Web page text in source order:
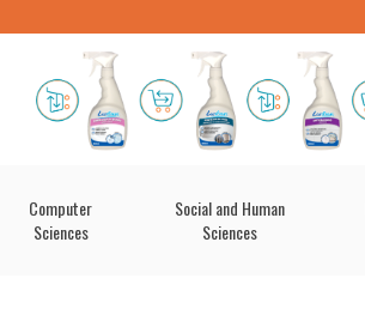
Computer
Sciences
Social and Human
Sciences